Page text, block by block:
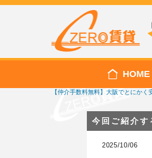
HOME
【仲介手数料無料】大阪でとにか
今回ご紹介す
2025/10/06